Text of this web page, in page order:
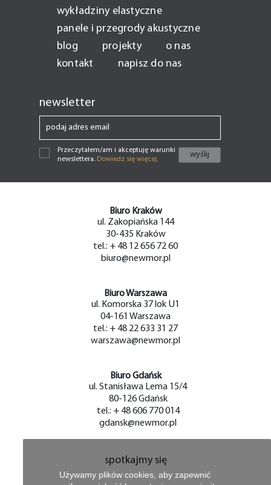
wykładziny elastyczne
panele i przegrody akustyczne
blog
projekty
o nas
kontakt
napisz do nas
newsletter
Przeczytałem/am i akceptuję warunki
newslettera. Dowiedz się więcej.
Biuro Kraków
ul. Zakopiańska 144
30-435 Kraków
tel.: + 48 12 656 72 60
biuro@newmor.pl
Biuro Warszawa
ul. Komorska 37 lok U1
04-161 Warszawa
tel.: + 48 22 633 31 27
warszawa@newmor.pl
Biuro Gdańsk
ul. Stanisława Lema 15/4
80-126 Gdańsk
tel.: + 48 606 770 014
gdansk@newmor.pl
spotkajmy się
Używamy plików cookies, aby zapewnić